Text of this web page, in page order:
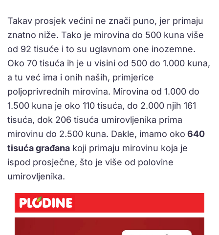
Takav prosjek većini ne znači puno, jer primaju
znatno niže. Tako je mirovina do 500 kuna više
od 92 tisuće i to su uglavnom one inozemne.
Oko 70 tisuća ih je u visini od 500 do 1.000 kuna,
a tu već ima i onih naših, primjerice
poljoprivrednih mirovina. Mirovina od 1.000 do
1.500 kuna je oko 110 tisuća, do 2.000 njih 161
tisuća, dok 206 tisuća umirovljenika prima
mirovinu do 2.500 kuna. Dakle, imamo oko 640
tisuća građana koji primaju mirovinu koja je
ispod prosječne, što je više od polovine
umirovljenika.